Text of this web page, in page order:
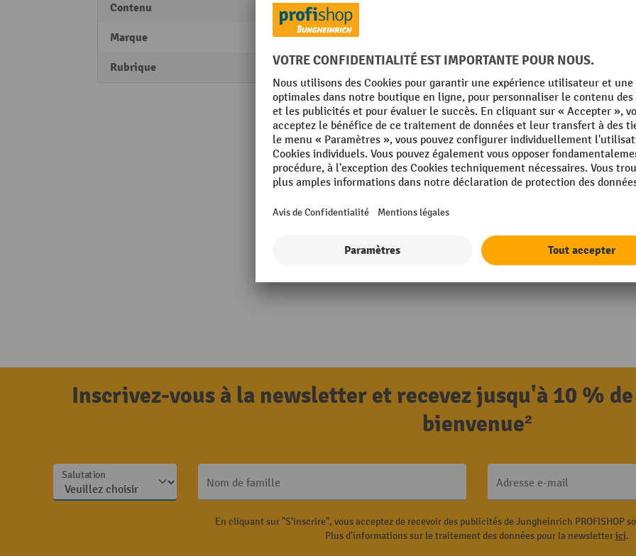
Contenu 1 l
Marque Harema®
Rubrique Performance
Inscrivez-vous à la newsletter et recevez jusqu'à 10 %
bienvenue²
Salutation
Nom de famille Adresse e-mail
En cliquant sur "S'inscrire", vous acceptez de recevoir des publicités de Jungheinrich PROFISHOP
Plus d'informations sur le traitement des données pour la newsletterici.